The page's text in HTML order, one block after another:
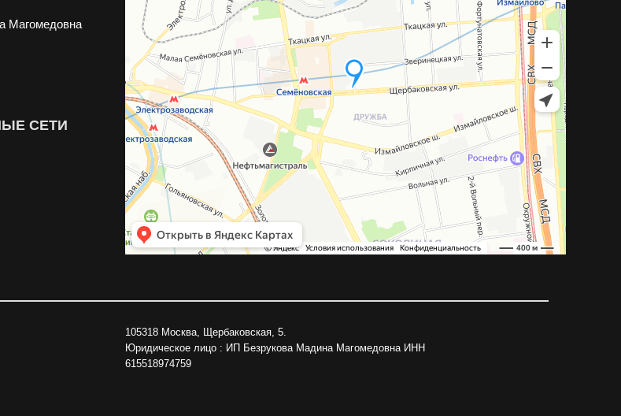
СЕТИ
105318 Москва, Щербаковская, 5.
Юридическое лицо : ИП Безрукова Мадина Магомедовна ИНН
615518974759
Магомедовна